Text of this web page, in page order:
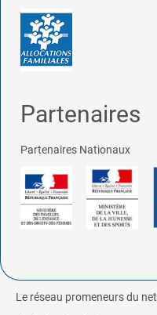
Partenaires
Partenaires Nationaux
Le réseau promeneurs du net